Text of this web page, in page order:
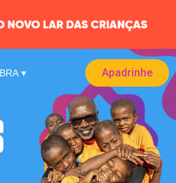
BRA ▾ Apadrinhe